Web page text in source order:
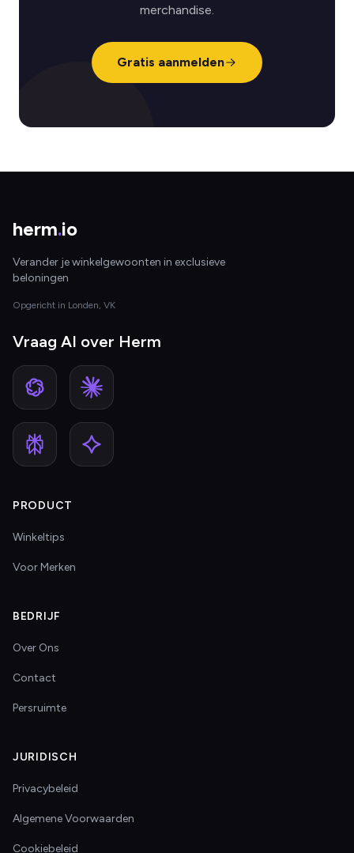
merchandise.
Gratis aanmelden
herm.io
Verander je winkelgewoonten in exclusieve
beloningen
Opgericht in Londen, VK
Vraag AI over Herm
PRODUCT
Winkeltips
Voor Merken
BEDRIJF
Over Ons
Contact
Persruimte
JURIDISCH
Privacybeleid
Algemene Voorwaarden
Cookiebeleid